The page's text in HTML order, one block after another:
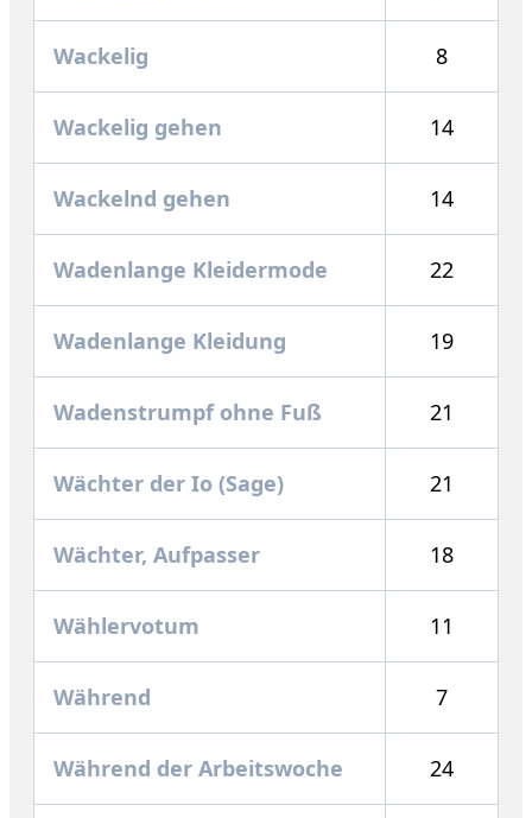
Wackelig 8
Wackelig gehen 14
Wackelnd gehen 14
Wadenlange Kleidermode 22
Wadenlange Kleidung 19
Wadenstrumpf ohne Fuß 21
Wächter der Io (Sage) 21
Wächter, Aufpasser 18
Wählervotum 11
Während 7
Während der Arbeitswoche 24